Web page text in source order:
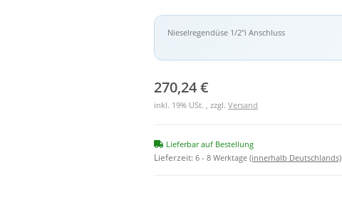
Nieselregendüse 1/2"i Anschluss
270,24 €
inkl. 19% USt. , zzgl. Versand
Lieferbar auf Bestellung
Lieferzeit: 6 - 8 Werktage (innerhalb Deutschlands)